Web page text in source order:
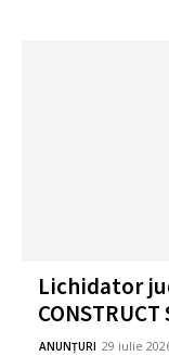
Lichidator
ANUNȚURI 29 iulie